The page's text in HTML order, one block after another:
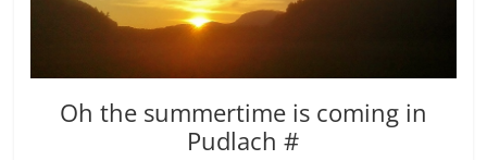
Oh the summertime is coming in
Pudlach #